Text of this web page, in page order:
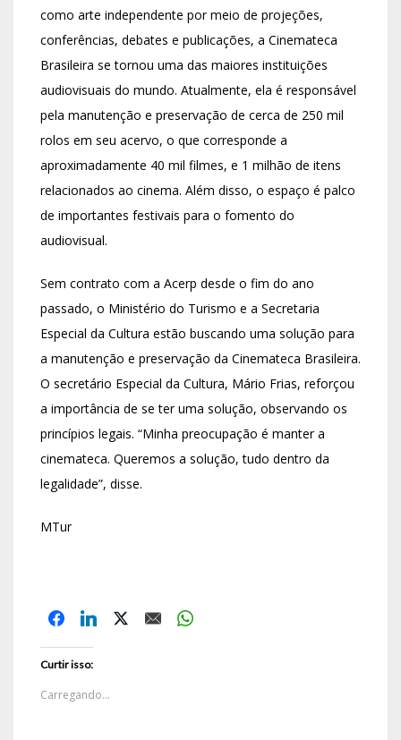
como arte independente por meio de projeções,
conferências, debates e publicações, a Cinemateca
Brasileira se tornou uma das maiores instituições
audiovisuais do mundo. Atualmente, ela é responsável
pela manutenção e preservação de cerca de 250 mil
rolos em seu acervo, o que corresponde a
aproximadamente 40 mil filmes, e 1 milhão de itens
relacionados ao cinema. Além disso, o espaço é palco
de importantes festivais para o fomento do
audiovisual.
Sem contrato com a Acerp desde o fim do ano
passado, o Ministério do Turismo e a Secretaria
Especial da Cultura estão buscando uma solução para
a manutenção e preservação da Cinemateca Brasileira.
O secretário Especial da Cultura, Mário Frias, reforçou
a importância de se ter uma solução, observando os
princípios legais. “Minha preocupação é manter a
cinemateca. Queremos a solução, tudo dentro da
legalidade”, disse.
MTur
Curtir isso:
Carregando...